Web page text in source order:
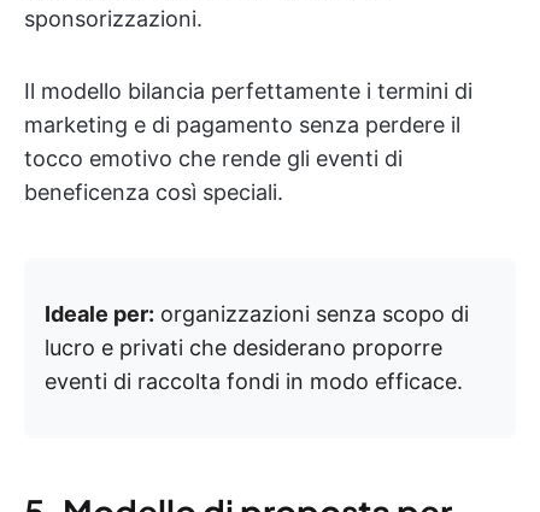
sponsorizzazioni.
Il modello bilancia perfettamente i termini di
marketing e di pagamento senza perdere il
tocco emotivo che rende gli eventi di
beneficenza così speciali.
Ideale per: organizzazioni senza scopo di
lucro e privati che desiderano proporre
eventi di raccolta fondi in modo efficace.